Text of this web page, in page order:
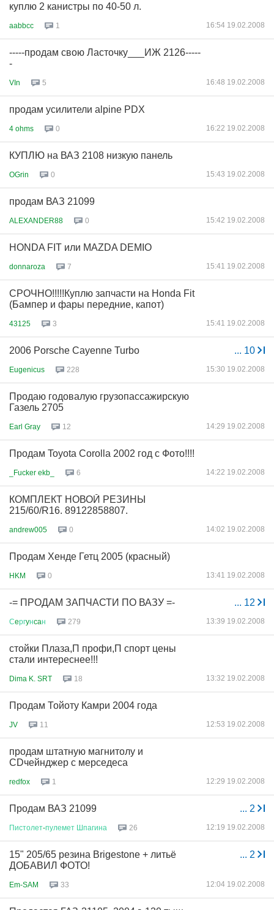
куплю 2 канистры по 40-50 л.
aabbcc 1 16:54 19.02.2008
-----продам свою Ласточку___ИЖ 2126-----
-
VIn 5 16:48 19.02.2008
продам усилители alpine PDX
4 ohms 0 16:22 19.02.2008
КУПЛЮ на ВАЗ 2108 низкую панель
OGrin 0 15:43 19.02.2008
продам ВАЗ 21099
ALEXANDER88 0 15:42 19.02.2008
HONDA FIT или MAZDA DEMIO
donnaroza 7 15:41 19.02.2008
СРОЧНО!!!!!Куплю запчасти на Honda Fit
(Бампер и фары передние, капот)
43125 3 15:41 19.02.2008
... 10
2006 Porsche Cayenne Turbo
Eugenicus 228 15:30 19.02.2008
Продаю годовалую грузопассажирскую
Газель 2705
Earl Gray 12 14:29 19.02.2008
Продам Toyota Corolla 2002 год с Фото!!!!
_Fucker ekb_ 6 14:22 19.02.2008
КОМПЛЕКТ НОВОЙ РЕЗИНЫ
215/60/R16. 89122858807.
andrew005 0 14:02 19.02.2008
Продам Хенде Гетц 2005 (красный)
HKM 0 13:41 19.02.2008
... 12
-= ПРОДАМ ЗАПЧАСТИ ПО ВАЗУ =-
Сeргyнcaн 279 13:39 19.02.2008
стойки Плаза,П профи,П спорт цены
стали интереснее!!!
Dima K. SRT 18 13:32 19.02.2008
Продам Тойоту Камри 2004 года
JV 11 12:53 19.02.2008
продам штатную магнитолу и
CDчейнджер с мерседеса
redfox 1 12:29 19.02.2008
... 2
Продам ВАЗ 21099
Пистолет-пулемет Шпагина 26 12:19 19.02.2008
... 2
15" 205/65 резина Brigestone + литьё
ДОБАВИЛ ФОТО!
Em-SAM 33 12:04 19.02.2008